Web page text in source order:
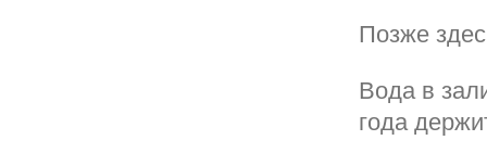
Позже
Вода в
года